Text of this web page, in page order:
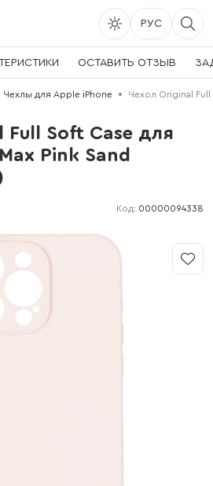
РУС
ОСТАВИТЬ ОТЗЫВ
Чехлы для Apple iPhone Чехол Original Full
Full Soft Case для
Pink Sand
Код: 00000094338